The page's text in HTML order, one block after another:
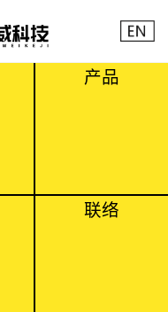
产品
联络